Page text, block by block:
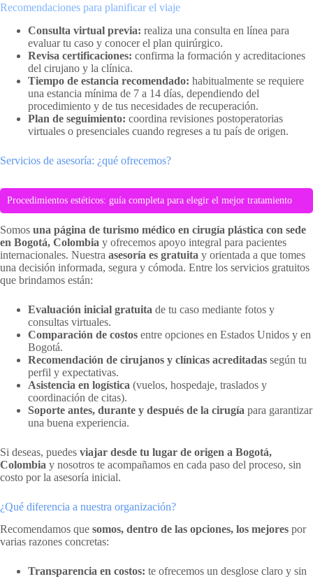
Recomendaciones para planificar el viaje
Consulta virtual previa: realiza una consulta en línea para
evaluar tu caso y conocer el plan quirúrgico.
Revisa certificaciones: confirma la formación y acreditaciones
del cirujano y la clínica.
Tiempo de estancia recomendado: habitualmente se requiere
una estancia mínima de 7 a 14 días, dependiendo del
procedimiento y de tus necesidades de recuperación.
Plan de seguimiento: coordina revisiones postoperatorias
virtuales o presenciales cuando regreses a tu país de origen.
Servicios de asesoría: ¿qué ofrecemos?
Procedimientos estéticos: guía completa para elegir el mejor tratamiento
Somos una página de turismo médico en cirugía plástica con sede
en Bogotá, Colombia y ofrecemos apoyo integral para pacientes
internacionales. Nuestra asesoría es gratuita y orientada a que tomes
una decisión informada, segura y cómoda. Entre los servicios gratuitos
que brindamos están:
Evaluación inicial gratuita de tu caso mediante fotos y
consultas virtuales.
Comparación de costos entre opciones en Estados Unidos y en
Bogotá.
Recomendación de cirujanos y clínicas acreditadas según tu
perfil y expectativas.
Asistencia en logística (vuelos, hospedaje, traslados y
coordinación de citas).
Soporte antes, durante y después de la cirugía para garantizar
una buena experiencia.
Si deseas, puedes viajar desde tu lugar de origen a Bogotá,
Colombia y nosotros te acompañamos en cada paso del proceso, sin
costo por la asesoría inicial.
¿Qué diferencia a nuestra organización?
Recomendamos que somos, dentro de las opciones, los mejores por
varias razones concretas:
Transparencia en costos: te ofrecemos un desglose claro y sin